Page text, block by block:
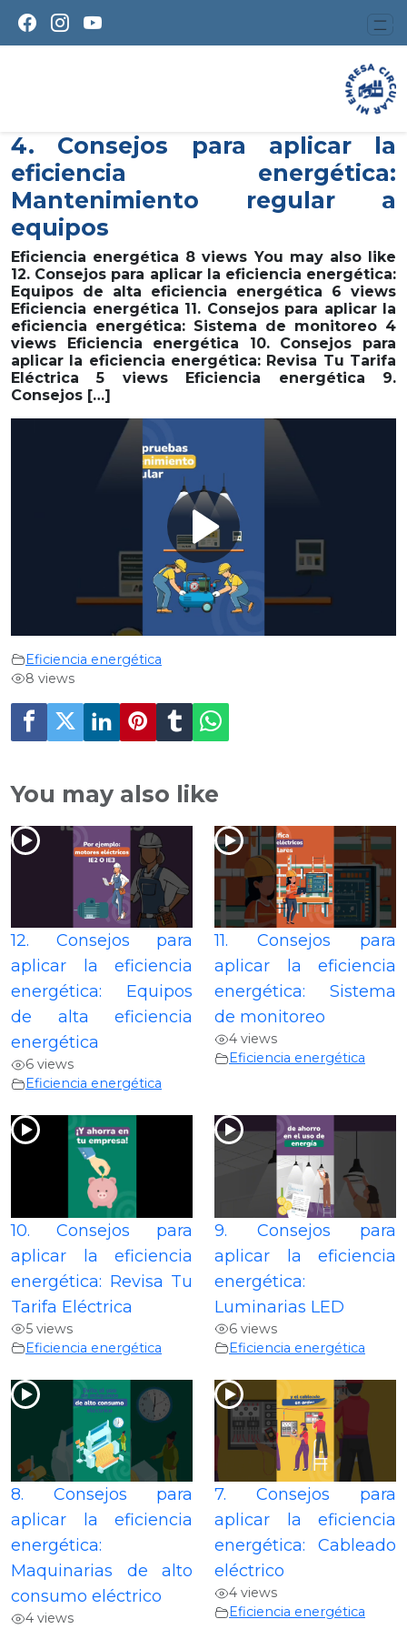
4. Consejos para aplicar la
eficiencia energética:
Mantenimiento regular a
equipos
Eficiencia energética 8 views You may also like
12. Consejos para aplicar la eficiencia energética:
Equipos de alta eficiencia energética 6 views
Eficiencia energética 11. Consejos para aplicar la
eficiencia energética: Sistema de monitoreo 4
views Eficiencia energética 10. Consejos para
aplicar la eficiencia energética: Revisa Tu Tarifa
Eléctrica 5 views Eficiencia energética 9.
Consejos […]
Play
Video
Eficiencia energética
8 views
You may also like
12. Consejos para
aplicar la eficiencia
energética: Equipos
de alta eficiencia
energética
6 views
Eficiencia energética
11. Consejos para
aplicar la eficiencia
energética: Sistema
de monitoreo
4 views
Eficiencia energética
10. Consejos para
aplicar la eficiencia
energética: Revisa Tu
Tarifa Eléctrica
5 views
Eficiencia energética
9. Consejos para
aplicar la eficiencia
energética:
Luminarias LED
6 views
Eficiencia energética
8. Consejos para
aplicar la eficiencia
energética:
Maquinarias de alto
consumo eléctrico
4 views
7. Consejos para
aplicar la eficiencia
energética: Cableado
eléctrico
4 views
Eficiencia energética